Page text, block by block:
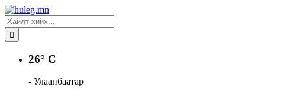
26° C
- Улаанбаатар